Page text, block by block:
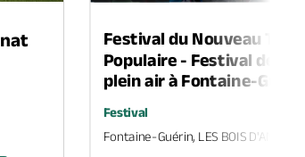
Festival du Nouveau
Populaire - Festival de
plein air à Fontaine-Guérin
Festival
Fontaine-Guérin, LES BOIS D'ANJOU